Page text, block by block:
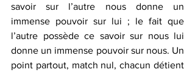
savoir sur l’autre nous donne un
immense pouvoir sur lui ; le fait que
l’autre possède ce savoir sur nous lui
donne un immense pouvoir sur nous. Un
point partout, match nul, chacun détient